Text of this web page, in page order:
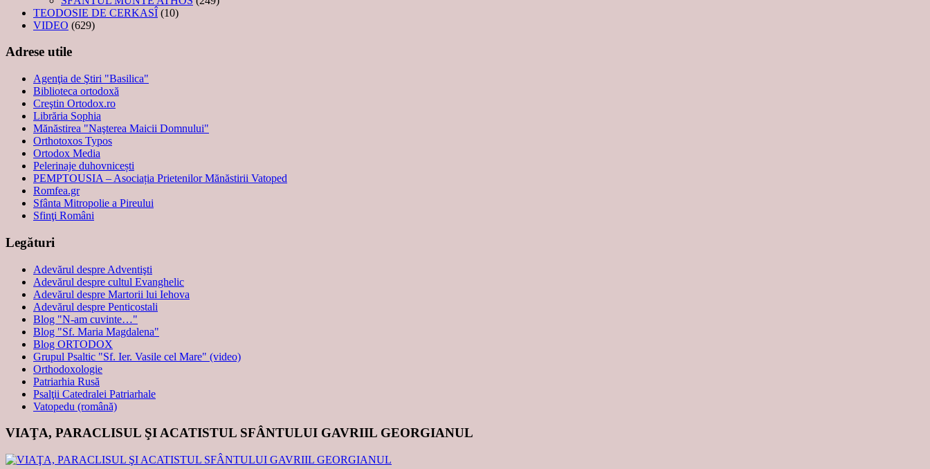
TEODOSIE DE CERKASÎ (10)
VIDEO (629)
Adrese utile
Agenţia de Ştiri "Basilica"
Biblioteca ortodoxă
Creştin Ortodox.ro
Librăria Sophia
Mănăstirea "Naşterea Maicii Domnului"
Orthotoxos Typos
Ortodox Media
Pelerinaje duhovnicești
PEMPTOUSIA – Asociația Prietenilor Mănăstirii Vatoped
Romfea.gr
Sfânta Mitropolie a Pireului
Sfinţi Români
Legături
Adevărul despre Adventişti
Adevărul despre cultul Evanghelic
Adevărul despre Martorii lui Iehova
Adevărul despre Penticostali
Blog "N-am cuvinte…"
Blog "Sf. Maria Magdalena"
Blog ORTODOX
Grupul Psaltic "Sf. Ier. Vasile cel Mare" (video)
Orthodoxologie
Patriarhia Rusă
Psalţii Catedralei Patriarhale
Vatopedu (română)
VIAŢA, PARACLISUL ŞI ACATISTUL SFÂNTULUI GAVRIIL GEORGIANUL